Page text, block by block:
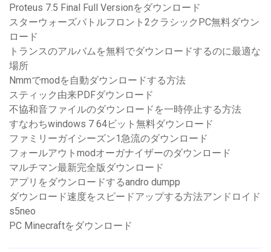
Proteus 7.5 Final Full Versionをダウンロード
スターウォーズバトルフロント2クラシックPC無料ダウン
ロード
トランスのアルバムを無料でダウンロードするのに最適な
場所
Nmmでmodを自動ダウンロードする方法
スティック由来PDFダウンロード
不協和音ファイルのダウンロードを一時停止する方法
すなわちwindows 7 64ビット無料ダウンロード
ファミリーガイシーズン1急流のダウンロード
フォールアウトmodオーガナイザーのダウンロード
マルチマン最新完全版ダウンロード
アプリをダウンロードするandro dumpp
ダウンロード速度をスピードアップする方法アンドロイド
s5neo
PC Minecraftをダウンロード